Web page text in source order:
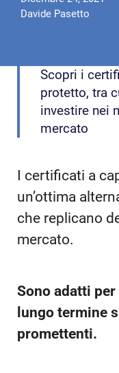
Davide Pasetto
Scopri i
protetto, tra
investire nei
mercato
I certificati a
un’ottima
che replicano
mercato.
Sono adatti
lungo termine
promettenti.